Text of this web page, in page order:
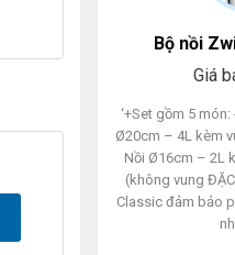
Bộ nồi
Giá
‘+Set gồm 5
Ø20cm – 4L kèm
Nồi Ø16cm – 2L
(không vung
Classic đảm bảo